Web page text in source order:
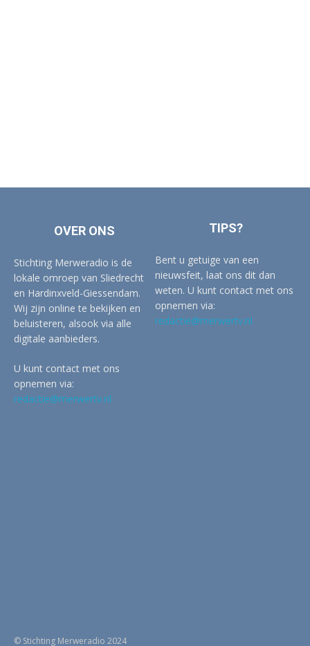
OVER ONS
Stichting Merweradio is de
lokale omroep van Sliedrecht
en Hardinxveld-Giessendam.
Wij zijn online te bekijken en
beluisteren, alsook via alle
digitale aanbieders.
U kunt contact met ons
opnemen via:
redactie@merwertv.nl
TIPS?
Bent u getuige van een
nieuwsfeit, laat ons dit dan
weten. U kunt contact met ons
opnemen via:
redactie@merwertv.nl
© Stichting Merweradio 2024